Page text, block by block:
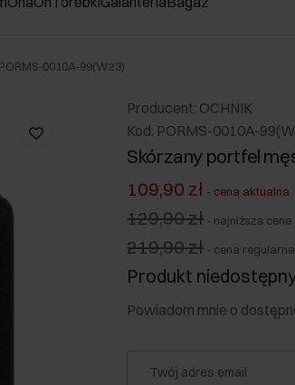
0010A-99(W23)
Producent: OCHNIK
Kod: PORMS-0010A-
Skórzany portfel
109,90 zł - cena aktualna
129,90 zł - najniższa
219,90 zł - cena regularna
Produkt
Powiadom mnie o
Twój adres email